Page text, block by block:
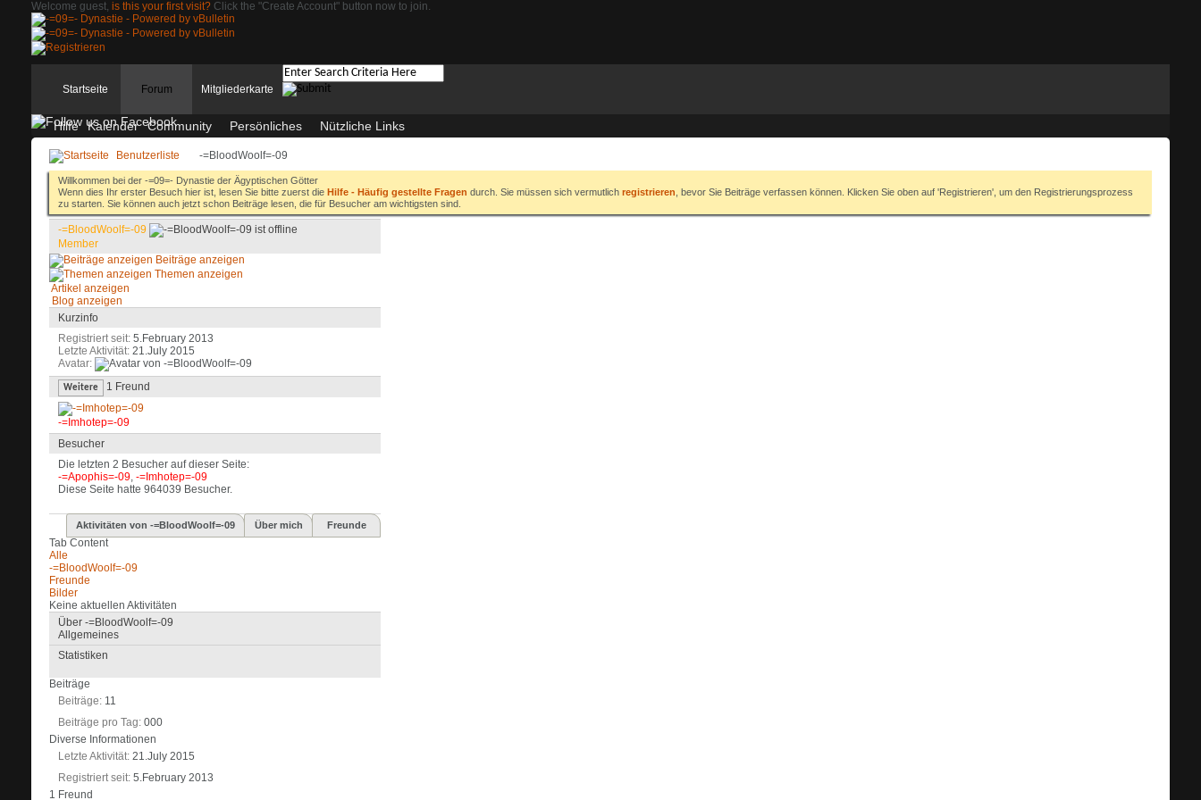
Welcome guest, is this your first visit? Click the "Create Account" button now to join.
Startseite Forum
Hilfe Kalender Community Persönliches Nützliche Links
Mitgliederkarte
Benutzerliste -=BloodWoolf=-09
Willkommen bei der -=09=- Dynastie der Ägyptischen Götter
Wenn dies Ihr erster Besuch hier ist, lesen Sie bitte zuerst die Hilfe - Häufig gestellte Fragen durch. Sie müssen sich vermutlich registrieren , bevor Sie Beiträge verfassen können. Klicken Sie oben auf 'Registrieren', um den Registrierungsprozess
zu starten. Sie können auch jetzt schon Beiträge lesen, die für Besucher am wichtigsten sind.
-=BloodWoolf=-09
Member
Beiträge anzeigen
Themen anzeigen
Artikel anzeigen
Blog anzeigen
Kurzinfo
Registriert seit 5.February 2013
Letzte Aktivität 21.July 2015
Avatar
Weitere 1 Freund
-=Imhotep=-09
Besucher
Die letzten 2 Besucher auf dieser Seite:
-=Apophis=-09, -=Imhotep=-09
Diese Seite hatte 964039 Besucher.
Aktivitäten von -=BloodWoolf=-09 Über mich Freunde
Tab Content
Alle
-=BloodWoolf=-09
Freunde
Bilder
Keine aktuellen Aktivitäten
Über -=BloodWoolf=-09
Allgemeines
Statistiken
Beiträge
Beiträge 11
Beiträge pro Tag 000
Diverse Informationen
Letzte Aktivität 21.July 2015
Registriert seit 5.February 2013
1 Freund